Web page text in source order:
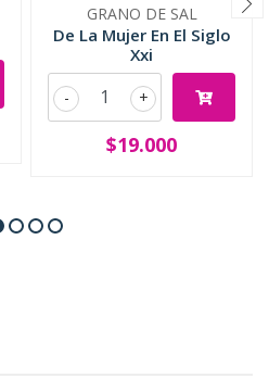
GRANO DE SAL
De La Mujer En El Siglo
Xxi
+
-
$19.000